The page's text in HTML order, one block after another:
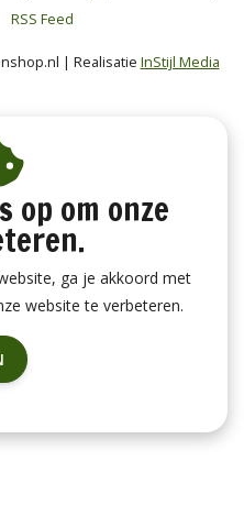
RSS Feed
| Realisatie InStijl Media
op om onze
ga je akkoord met
website te verbeteren.